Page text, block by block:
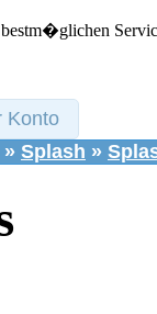
Konto
» Splash »